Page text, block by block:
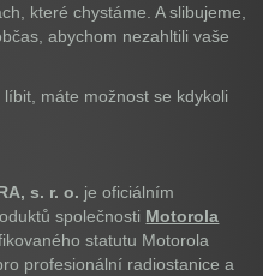
které chystáme. A slibujeme,
abychom nezahltili vaše
máte možnost se kdykoli
s. r. o. je oficiálním
společnosti Motorola
statutu Motorola
profesionální radiostanice a